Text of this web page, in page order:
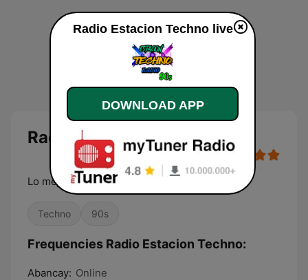
Radio Estacion Techno
Lo mejor de los noventas
Techno 90s
Frequencies Radio Estacion Techno:
Abancay: Online
Radio Estacion Techno live
DOWNLOAD APP